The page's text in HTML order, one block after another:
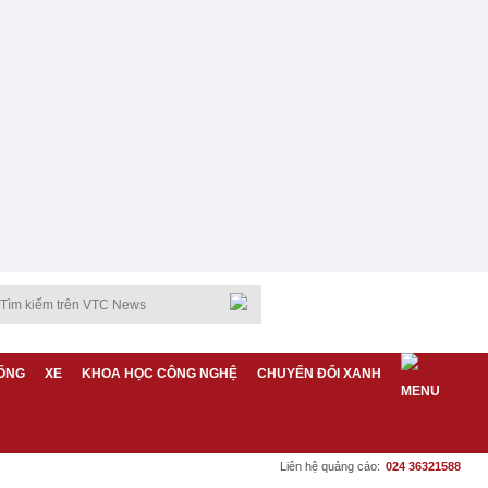
XE KHOA HỌC CÔNG NGHỆ CHUYỂN ĐỔI XANH
Liên hệ quảng cáo: 024 36321588